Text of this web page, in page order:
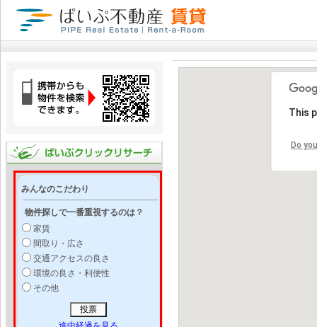
みんなのこだわり
物件探しで一番重視するのは？
家賃
間取り・広さ
交通アクセスの良さ
環境の良さ・利便性
その他
This
Do